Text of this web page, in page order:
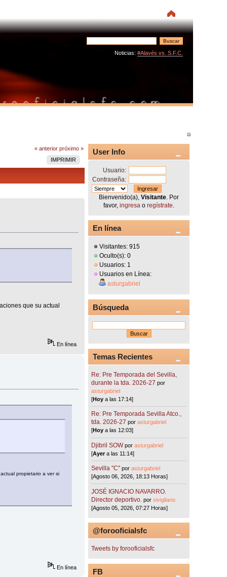
Noticias: #Alavés vs. S.F.C.
« anterior próximo »
IMPRIMIR
que su actual
En línea
propietario a ver si
En línea
User Info
Usuario:
Contraseña:
Bienvenido(a),Visitante . Por
favor,ingresa oregístrate
En línea
Visitantes: 915
Oculto(s): 0
Usuarios: 1
Usuarios en Línea:
asturgabriel
Búsqueda
Temas Recientes
Re: Pre Temporada del Sevilla,
durante la tda. 2026-27 por
asturgabriel
[Hoy a las 17:14]
Re: Pre Temporada Sevilla Atco.,
tda. 2026-27 porasturgabriel
[Hoy a las 12:03]
Djibril SOW porasturgabriel
[Ayera las 11:14]
Sevilla "C"porasturgabriel
[Agosto 06, 2026, 18:13 Horas]
JOSÉ IGNACIO NAVARRO.
Director deportivo. porsivigliano
[Agosto 05, 2026, 07:27 Horas]
@forooficialsfc
Tweets by forooficialsfc
FB